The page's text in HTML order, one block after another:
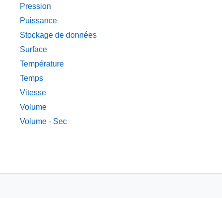
Pression
Puissance
Stockage de données
Surface
Température
Temps
Vitesse
Volume
Volume - Sec